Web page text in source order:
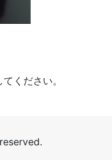
ン
てください。